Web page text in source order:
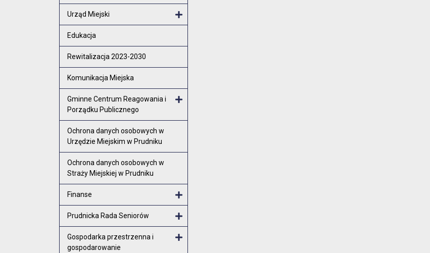
Urząd Miejski
Edukacja
Rewitalizacja 2023-2030
Komunikacja Miejska
Gminne Centrum Reagowania i
Porządku Publicznego
Ochrona danych osobowych w
Urzędzie Miejskim w Prudniku
Ochrona danych osobowych w
Straży Miejskiej w Prudniku
Finanse
Prudnicka Rada Seniorów
Gospodarka przestrzenna i
gospodarowanie